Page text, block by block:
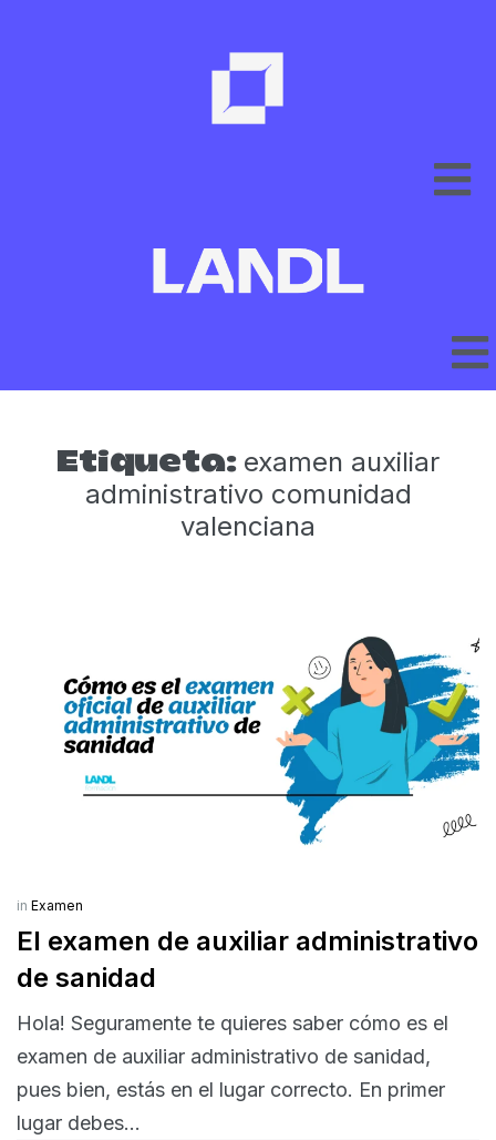
Etiqueta: examen auxiliar
administrativo comunidad
valenciana
in Examen
El examen de auxiliar administrativo
de sanidad
Hola! Seguramente te quieres saber cómo es el
examen de auxiliar administrativo de sanidad,
pues bien, estás en el lugar correcto. En primer
lugar debes...